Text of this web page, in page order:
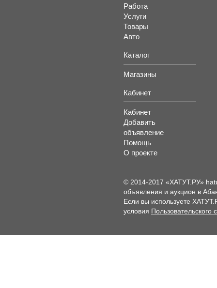
Работа
Услуги
Товары
Авто
Каталог
Магазины
Кабинет
Кабинет
Добавить
объявление
Помощь
О проекте
© 2014-2017 «ХАТУТ.РУ»
объявления и аукцион в
Если вы используете
условия Пользовательского